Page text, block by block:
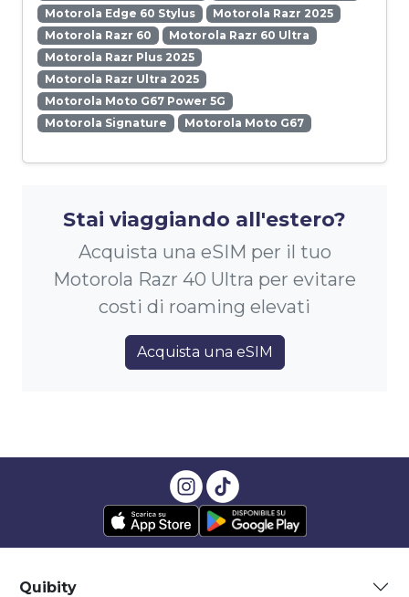
Motorola Edge 60 Stylus
Motorola Razr 2025
Motorola Razr 60
Motorola Razr 60 Ultra
Motorola Razr Plus 2025
Motorola Razr Ultra 2025
Motorola Moto G67 Power 5G
Motorola Signature
Motorola Moto G67
Stai viaggiando all'estero?
Acquista una eSIM per il tuo
Motorola Razr 40 Ultra per evitare
costi di roaming elevati
Acquista una eSIM
Quibity